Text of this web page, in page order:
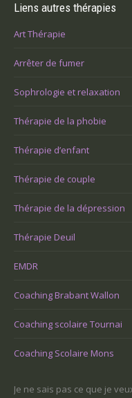
Liens autres thérapies
Art Thérapie
Arrêter de fumer
Sophrologie et relaxation
Thérapie de la phobie
Thérapie d’enfant
Thérapie de couple
Thérapie de la dépression
Thérapie Deuil
EMDR
Coaching Brabant Wallon
Coaching scolaire Tournai
Coaching Scolaire Mons
Je ne sais pas ce que je